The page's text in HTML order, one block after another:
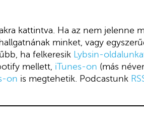
kattintva. Ha az nem jelenne
minket, vagy
ha felkeresik Lybsin-
mellett, iTunes-on (más
on is megtehetik. Podcastunk